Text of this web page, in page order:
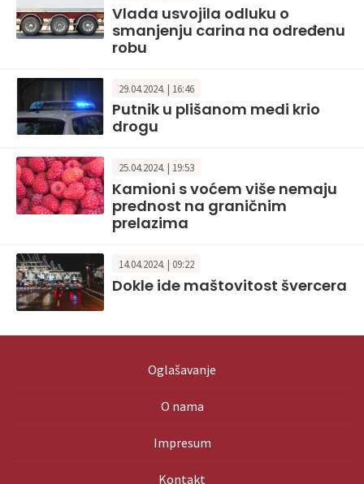
Vlada usvojila odluku o
smanjenju carina na određenu
robu
29.04.2024. | 16:46
Putnik u plišanom medi krio
drogu
25.04.2024. | 19:53
Kamioni s voćem više nemaju
prednost na graničnim
prelazima
14.04.2024. | 09:22
Dokle ide maštovitost švercera
Oglašavanje
O nama
Impresum
Kontakt